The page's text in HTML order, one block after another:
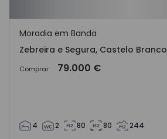
Zebreira e Segura, Castelo Branco
Moradia em Banda
Zebreira e Segura, Castelo Branco
Comprar 79.000 €
4 2 80 80 244